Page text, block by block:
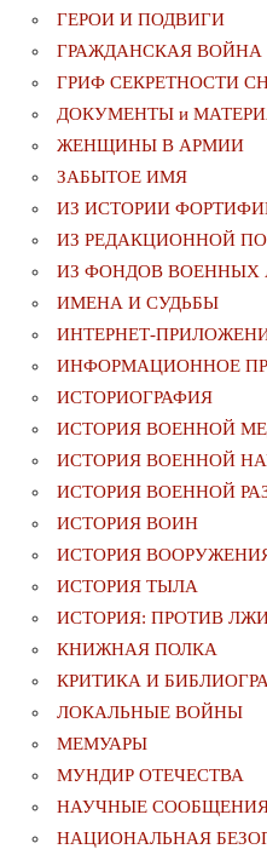
ГЕРОИ И ПОДВИГИ
ГРАЖДАНСКАЯ ВОЙНА
ГРИФ СЕКРЕТНОСТИ
ДОКУМЕНТЫ и
ЖЕНЩИНЫ В АРМИИ
ЗАБЫТОЕ ИМЯ
ИЗ ИСТОРИИ
ИЗ РЕДАКЦИОННОЙ
ИЗ ФОНДОВ ВОЕННЫХ
ИМЕНА И СУДЬБЫ
ИНТЕРНЕТ-
ИНФОРМАЦИОННОЕ
ИСТОРИОГРАФИЯ
ИСТОРИЯ ВОЕННОЙ
ИСТОРИЯ ВОЕННОЙ
ИСТОРИЯ ВОЕННОЙ
ИСТОРИЯ ВОИН
ИСТОРИЯ
ИСТОРИЯ ТЫЛА
ИСТОРИЯ: ПРОТИВ
КНИЖНАЯ ПОЛКА
КРИТИКА И
ЛОКАЛЬНЫЕ ВОЙНЫ
МЕМУАРЫ
МУНДИР ОТЕЧЕСТВА
НАУЧНЫЕ
НАЦИОНАЛЬНАЯ